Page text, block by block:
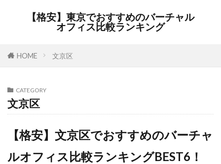
【格安】東京でおすすめのバーチャル
オフィス比較ランキング
HOME 文京区
CATEGORY
文京区
【格安】文京区でおすすめのバーチャ
ルオフィス比較ランキングBEST6！